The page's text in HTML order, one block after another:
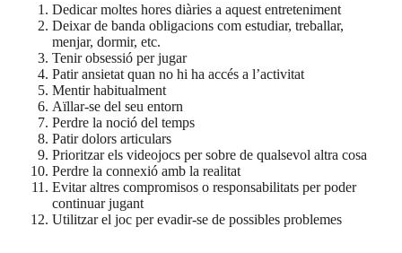
Dedicar moltes hores diàries a aquest entreteniment
Deixar de banda obligacions com estudiar, treballar,
menjar, dormir, etc.
Tenir obsessió per jugar
Patir ansietat quan no hi ha accés a l’activitat
Mentir habitualment
Aïllar-se del seu entorn
Perdre la noció del temps
Patir dolors articulars
Prioritzar els videojocs per sobre de qualsevol altra cosa
Perdre la connexió amb la realitat
Evitar altres compromisos o responsabilitats per poder
continuar jugant
Utilitzar el joc per evadir-se de possibles problemes